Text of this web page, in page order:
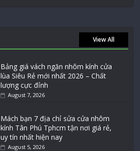
View All
Bảng giá vách ngăn nhôm kính cửa
lùa Siêu Rẻ mới nhất 2026 – Chất
lượng cực đỉnh
August 7, 2026
Mách bạn 7 địa chỉ sửa cửa nhôm
kính Tân Phú Tphcm tận nơi giá rẻ,
uy tín nhất hiện nay
August 5, 2026